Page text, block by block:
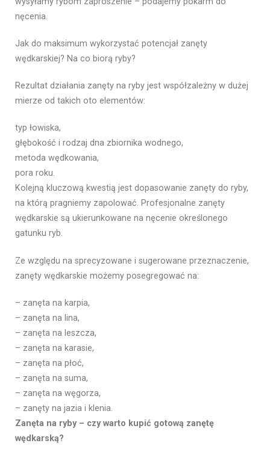
nęcenia.
Jak do maksimum wykorzystać potencjał zanęty
wędkarskiej? Na co biorą ryby?
Rezultat działania zanęty na ryby jest współzależny w dużej
mierze od takich oto elementów:
typ łowiska,
głębokość i rodzaj dna zbiornika wodnego,
metoda wędkowania,
pora roku.
Kolejną kluczową kwestią jest dopasowanie zanęty do ryby,
na którą pragniemy zapolować. Profesjonalne zanęty
wędkarskie są ukierunkowane na nęcenie określonego
gatunku ryb.
Ze względu na sprecyzowane i sugerowane przeznaczenie,
zanęty wędkarskie możemy posegregować na:
– zanęta na karpia,
– zanęta na lina,
– zanęta na leszcza,
– zanęta na karasie,
– zanęta na płoć,
– zanęta na suma,
– zanęta na węgorza,
– zanęty na jazia i klenia.
Zanęta na ryby – czy warto kupić gotową zanętę
wędkarską?